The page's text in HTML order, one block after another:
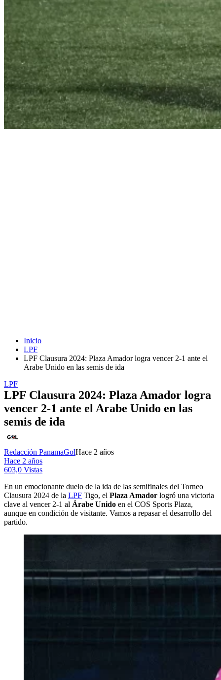
Inicio
LPF
LPF Clausura 2024: Plaza Amador logra vencer 2-1 ante el
Arabe Unido en las semis de ida
LPF
LPF Clausura 2024: Plaza Amador logra
vencer 2-1 ante el Arabe Unido en las
semis de ida
Redacción PanamaGolHace 2 años
Hace 2 años
603,0 Vistas
En un emocionante duelo de la ida de las semifinales del Torneo
Clausura 2024 de la LPF Tigo, el Plaza Amador logró una victoria
clave al vencer 2-1 al Árabe Unido en el COS Sports Plaza,
aunque en condición de visitante. Vamos a repasar el desarrollo del
partido.